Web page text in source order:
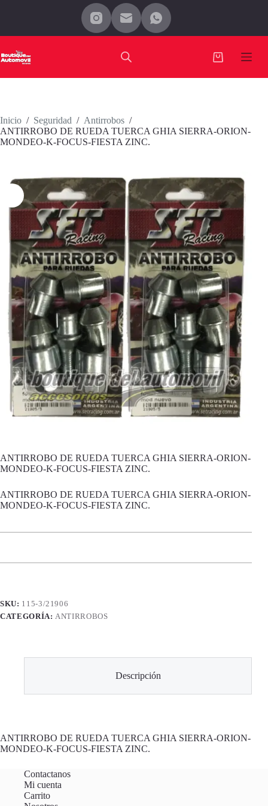
Carro
Inicio / Seguridad / Antirrobos /
ANTIRROBO DE RUEDA TUERCA GHIA SIERRA-ORION-
MONDEO-K-FOCUS-FIESTA ZINC.
ANTIRROBO DE RUEDA TUERCA GHIA SIERRA-ORION-
MONDEO-K-FOCUS-FIESTA ZINC.
ANTIRROBO DE RUEDA TUERCA GHIA SIERRA-ORION-
MONDEO-K-FOCUS-FIESTA ZINC.
SKU: 115-3/21906
CATEGORÍA:ANTIRROBOS
Descripción
ANTIRROBO DE RUEDA TUERCA GHIA SIERRA-ORION-
MONDEO-K-FOCUS-FIESTA ZINC.
Contactanos
Mi cuenta
Carrito